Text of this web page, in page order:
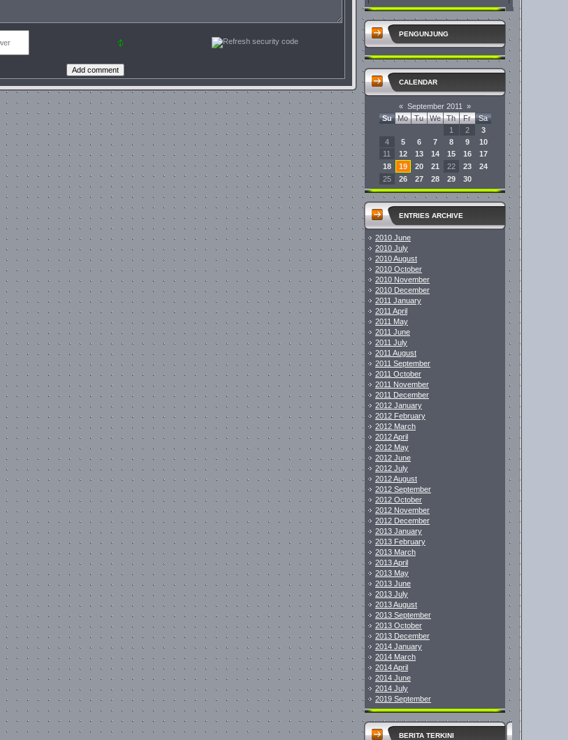
PENGUNJUNG
CALENDAR
« September 2011
»
Su
Mo Tu We Th Fr
Sa
1
2
3
4
5 6 7 8 9
10
11
12 13 14 15 16
17
18
19 20 21 22 23
24
25
26 27 28 29 30
ENTRIES ARCHIVE
2010 June
2010 July
2010 August
2010 October
2010 November
2010 December
2011 January
2011 April
2011 May
2011 June
2011 July
2011 August
2011 September
2011 October
2011 November
2011 December
2012 January
2012 February
2012 March
2012 April
2012 May
2012 June
2012 July
2012 August
2012 September
2012 October
2012 November
2012 December
2013 January
2013 February
2013 March
2013 April
2013 May
2013 June
2013 July
2013 August
2013 September
2013 October
2013 December
2014 January
2014 March
2014 April
2014 June
2014 July
2019 September
BERITA TERKINI